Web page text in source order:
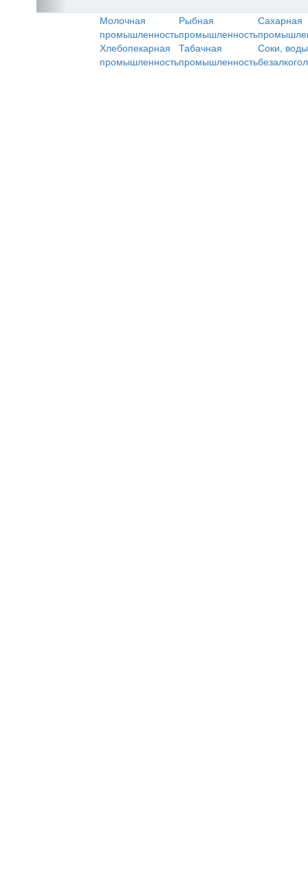
Молочная
промышленность
Рыбная
промышленность
Сахарная
Хлебопекарная
промышленность
Табачная
промышленность
Соки,